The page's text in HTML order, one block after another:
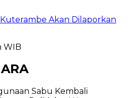
Akan Dilaporkan
WIB